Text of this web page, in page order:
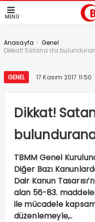
MENÜ
Anasayfa > Genel >
Dikkat! Satana da
GENEL 17 Kasım 2017 11:50
Dikkat!
TBMM Genel
Diğer Bazı
Dair Kanun
alan 56-83.
ile mücadele
düzenlemeyle,..